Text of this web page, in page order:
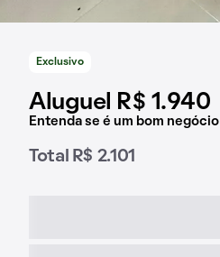
Exclusivo
Aluguel R$ 1.940
Entenda se é um bom negócio
Total R$ 2.101